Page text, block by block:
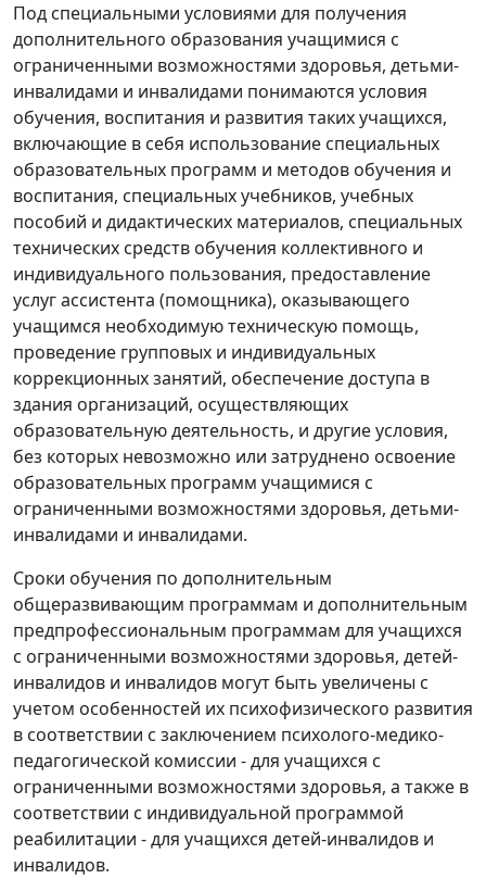
Под специальными условиями для получения
дополнительного образования учащимися с
ограниченными возможностями здоровья, детьми-
инвалидами и инвалидами понимаются условия
обучения, воспитания и развития таких учащихся,
включающие в себя использование специальных
образовательных программ и методов обучения и
воспитания, специальных учебников, учебных
пособий и дидактических материалов, специальных
технических средств обучения коллективного и
индивидуального пользования, предоставление
услуг ассистента (помощника), оказывающего
учащимся необходимую техническую помощь,
проведение групповых и индивидуальных
коррекционных занятий, обеспечение доступа в
здания организаций, осуществляющих
образовательную деятельность, и другие условия,
без которых невозможно или затруднено освоение
образовательных программ учащимися с
ограниченными возможностями здоровья, детьми-
инвалидами и инвалидами.
Сроки обучения по дополнительным
общеразвивающим программам и дополнительным
предпрофессиональным программам для учащихся
с ограниченными возможностями здоровья, детей-
инвалидов и инвалидов могут быть увеличены с
учетом особенностей их психофизического развития
в соответствии с заключением психолого-медико-
педагогической комиссии - для учащихся с
ограниченными возможностями здоровья, а также в
соответствии с индивидуальной программой
реабилитации - для учащихся детей-инвалидов и
инвалидов.